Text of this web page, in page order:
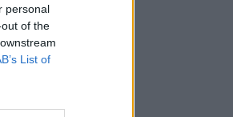
personal
of the
List of